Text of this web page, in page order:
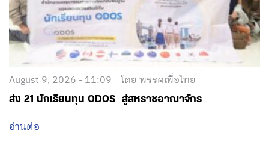
August 9, 2026 - 11:09 โดย พรรคเพื่อไทย
ส่ง 21 นักเรียนทุน ODOS สู่สหราชอาณาจักร
อ่านต่อ